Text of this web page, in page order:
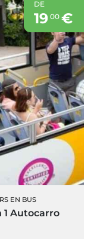
DE
19 00€
EN BUS
1 Autocarro